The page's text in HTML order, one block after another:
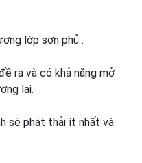
lớp sơn phủ .
ra và có khả năng mở
lai.
sẽ phát thải ít nhất và